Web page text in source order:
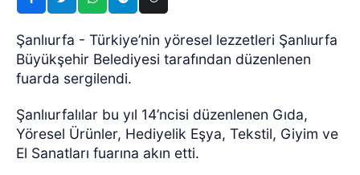
Şanlıurfa - Türkiye’nin yöresel lezzetleri Şanlıurfa
Büyükşehir Belediyesi tarafından düzenlenen
fuarda sergilendi.
Şanlıurfalılar bu yıl 14’ncisi düzenlenen Gıda,
Yöresel Ürünler, Hediyelik Eşya, Tekstil, Giyim ve
El Sanatları fuarına akın etti.